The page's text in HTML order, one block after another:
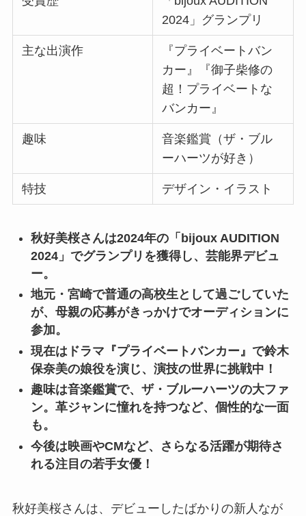
2024」グランプリ
主な出演作
『プライベートバン
カー』『御子柴修の
超！プライベートな
バンカー』
趣味
音楽鑑賞（ザ・ブル
ーハーツが好き）
特技 デザイン・イラスト
秋好美桜さんは2024年の「bijoux AUDITION
2024」でグランプリを獲得し、芸能界デビュ
ー。
地元・宮崎で普通の高校生として過ごしていた
が、母親の応募がきっかけでオーディションに
参加。
現在はドラマ『プライベートバンカー』で鈴木
保奈美の娘役を演じ、演技の世界に挑戦中！
趣味は音楽鑑賞で、ザ・ブルーハーツの大ファ
ン。革ジャンに憧れを持つなど、個性的な一面
も。
今後は映画やCMなど、さらなる活躍が期待さ
れる注目の若手女優！
秋好美桜さんは、デビューしたばかりの新人なが